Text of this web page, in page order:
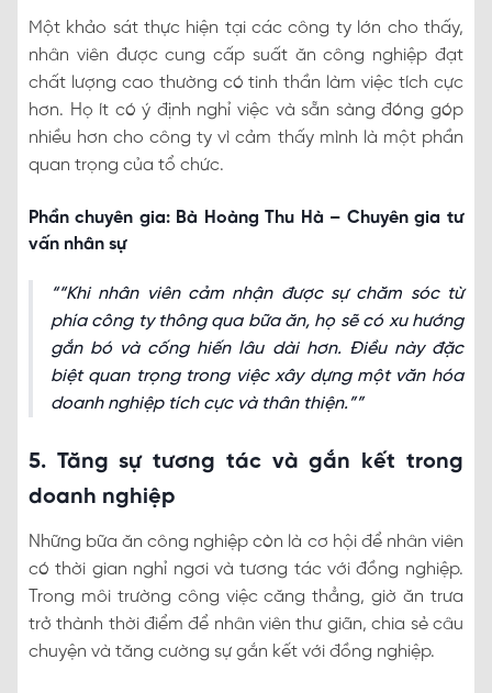
Một khảo sát thực hiện tại các công ty lớn cho thấy,
nhân viên được cung cấp suất ăn công nghiệp đạt
chất lượng cao thường có tinh thần làm việc tích cực
hơn. Họ ít có ý định nghỉ việc và sẵn sàng đóng góp
nhiều hơn cho công ty vì cảm thấy mình là một phần
quan trọng của tổ chức.
Phần chuyên gia: Bà Hoàng Thu Hà – Chuyên gia tư
vấn nhân sự
“Khi nhân viên cảm nhận được sự chăm sóc từ
phía công ty thông qua bữa ăn, họ sẽ có xu hướng
gắn bó và cống hiến lâu dài hơn. Điều này đặc
biệt quan trọng trong việc xây dựng một văn hóa
doanh nghiệp tích cực và thân thiện.”
5. Tăng sự tương tác và gắn kết trong
doanh nghiệp
Những bữa ăn công nghiệp còn là cơ hội để nhân viên
có thời gian nghỉ ngơi và tương tác với đồng nghiệp.
Trong môi trường công việc căng thẳng, giờ ăn trưa
trở thành thời điểm để nhân viên thư giãn, chia sẻ câu
chuyện và tăng cường sự gắn kết với đồng nghiệp.